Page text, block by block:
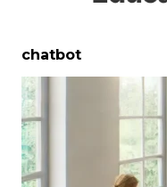
chatbot